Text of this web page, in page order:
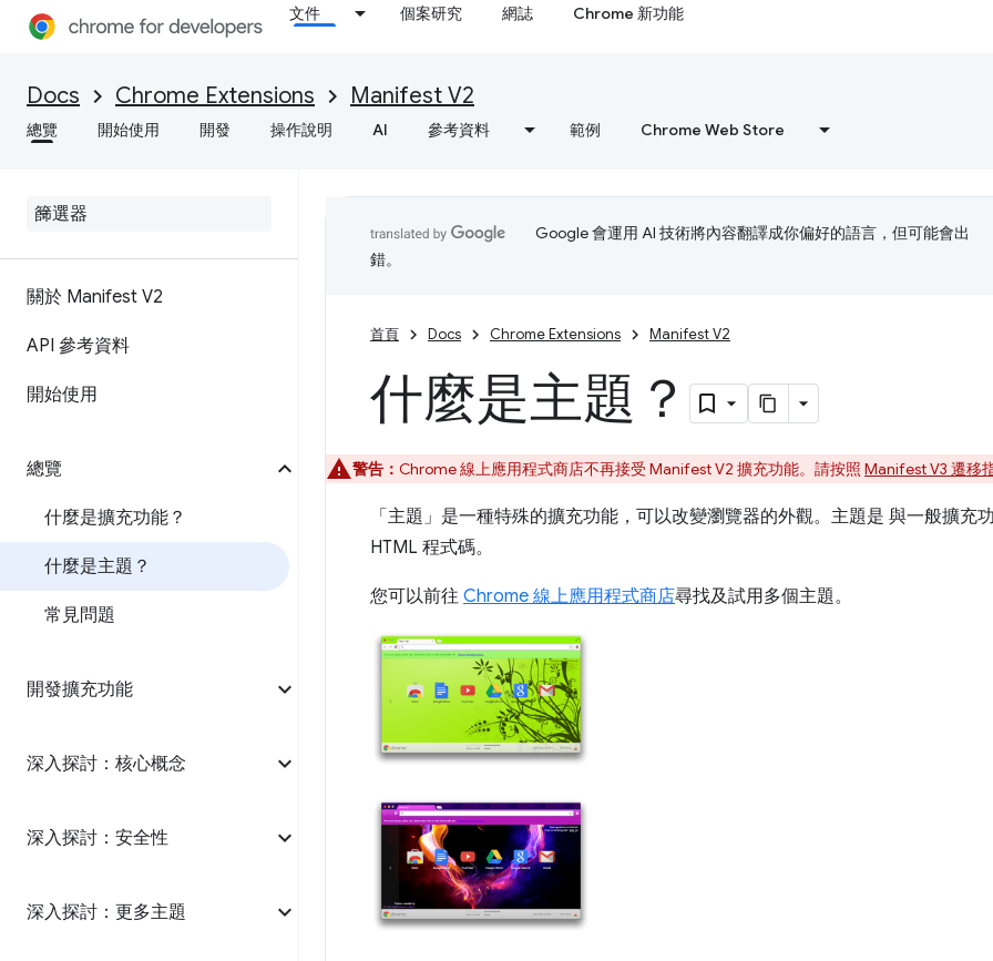
文件 個案研究 網誌 Chrome 新功能
Docs Chrome Extensions Manifest V2
總覽 開始使用 開發 操作說明 AI 參考資料 範例 Chrome Web Store
關於 Manifest V2
API 參考資料
開始使用
總覽
什麼是擴充功能？
什麼是主題？
常見問題
開發擴充功能
深入探討：核心概念
深入探討：安全性
深入探討：更多主題
Google 會運用 AI 技術將內容翻譯成你偏好的語言，但可能會出
錯。
首頁 Docs Chrome Extensions Manifest V2
什麼是主題？
警告： Chrome 線上應用程式商店不再接受 Manifest V2 擴充功能。請按照 Manifest V3 遷移
「主題」 是一種特殊的擴充功能，可以改變瀏覽器的外觀。主題是 與一般擴充
HTML 程式碼。
您可以前往 Chrome 線上應用程式商店尋找及試用多個主題。